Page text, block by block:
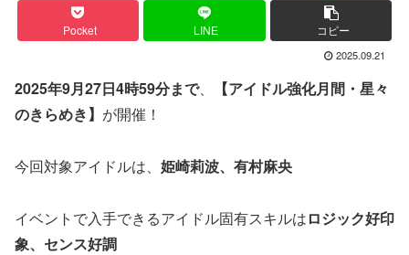
Pocket LINE コピー
2025.09.21
2025年9月27日4時59分まで、
【アイドル強化月間・星々
のきらめき】 が開催！
今回対象アイドルは、 姫崎莉波、有村麻央
イベントで入手できるアイドル固有スキルはロジック好印
象、センス好調